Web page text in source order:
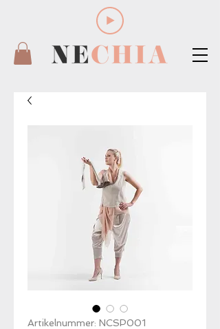
Artikelnummer: NCSP001